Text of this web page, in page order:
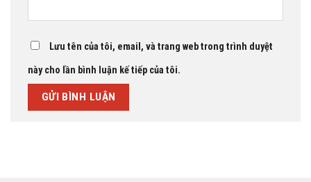
Lưu tên của tôi, email, và trang web trong trình duyệt
này cho lần bình luận kế tiếp của tôi.